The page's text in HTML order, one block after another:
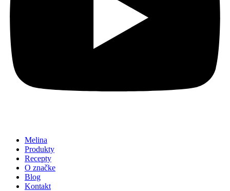
Melina
Produkty
Recepty
O značke
Blog
Kontakt